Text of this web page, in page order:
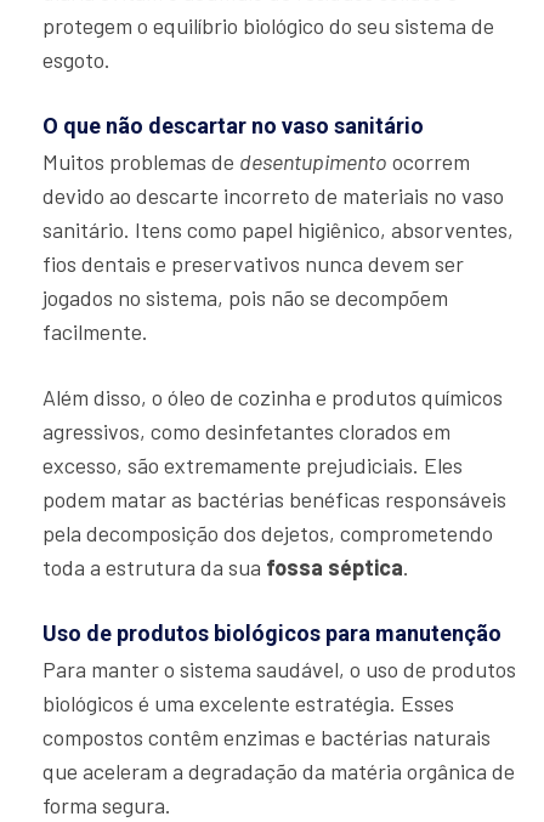
protegem o equilíbrio biológico do seu sistema de
esgoto.
O que não descartar no vaso sanitário
Muitos problemas de desentupimento ocorrem
devido ao descarte incorreto de materiais no vaso
sanitário. Itens como papel higiênico, absorventes,
fios dentais e preservativos nunca devem ser
jogados no sistema, pois não se decompõem
facilmente.
Além disso, o óleo de cozinha e produtos químicos
agressivos, como desinfetantes clorados em
excesso, são extremamente prejudiciais. Eles
podem matar as bactérias benéficas responsáveis
pela decomposição dos dejetos, comprometendo
toda a estrutura da sua fossa séptica.
Uso de produtos biológicos para manutenção
Para manter o sistema saudável, o uso de produtos
biológicos é uma excelente estratégia. Esses
compostos contêm enzimas e bactérias naturais
que aceleram a degradação da matéria orgânica de
forma segura.